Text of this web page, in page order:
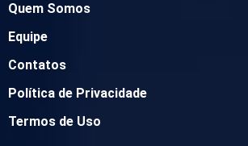
Quem Somos
Equipe
Contatos
Política de Privacidade
Termos de Uso